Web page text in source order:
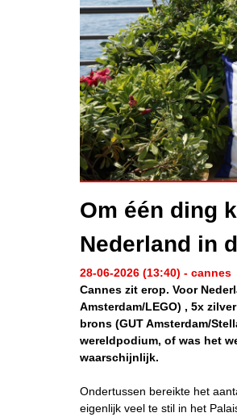
Om één ding
Nederland in
28-06-2026 (13:40) - cannes
Cannes zit erop. Voor
Amsterdam/LEGO) , 5x
brons (GUT Amsterdam/
wereldpodium, of was het
waarschijnlijk.
Ondertussen bereikte het
eigenlijk veel te stil in het